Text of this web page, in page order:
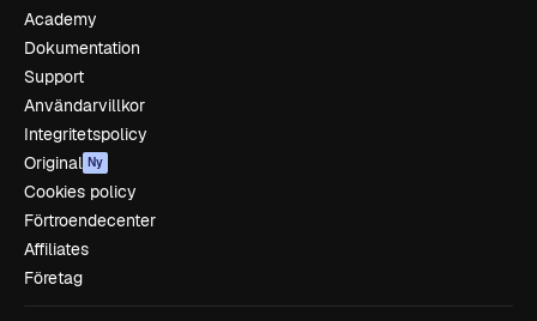
Academy
Dokumentation
Support
Användarvillkor
Integritetspolicy
Original Ny
Cookies policy
Förtroendecenter
Affiliates
Företag